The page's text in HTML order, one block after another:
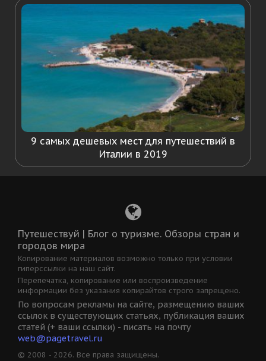
9 самых дешевых мест для путешествий в
Италии в 2019
Путешествуй | Блог о туризме. Обзоры стран и
городов мира
Копирование материалов возможно только при условии
гиперссылки на наш сайт.
Перепечатка, копирование или воспроизведение
информации без указания копирайтов строго запрещено.
По вопросам рекламы на сайте, размещению ваших
ссылок в существующих статьях, публикация ваших
статей (+ ваши ссылки) - писать на почту
web@pagetravel.ru
© 2008 - 2026. Все права защищены.